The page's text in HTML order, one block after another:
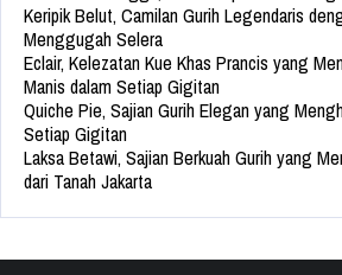
Keripik Belut, Camilan Gurih Legendaris
Menggugah Selera
Eclair, Kelezatan Kue Khas Prancis yang
Manis dalam Setiap Gigitan
Quiche Pie, Sajian Gurih Elegan yang
Setiap Gigitan
Laksa Betawi, Sajian Berkuah Gurih yang
dari Tanah Jakarta